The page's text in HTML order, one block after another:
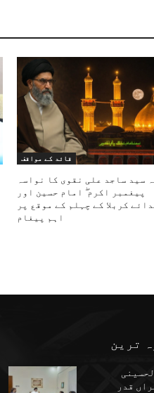
قائد کے مواقف
سید ساجد علی نقوی کا نواسہ
پیغمبر اکرم ۖ امام حسین اور
کربلا کے چہلم کے موقع پر
اہم پیغام
ترین
قدر